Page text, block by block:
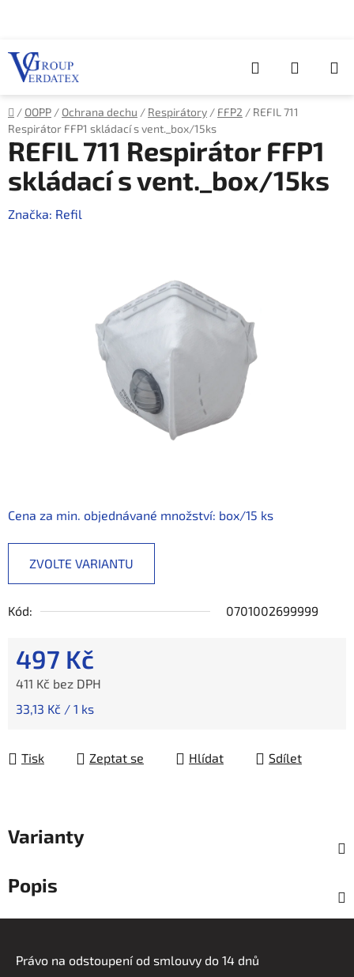
Hledat
KOŠÍK
Domů
/ OOPP / Ochrana dechu / Respirátory / FFP2 / REFIL 711
Respirátor FFP1 skládací s vent._box/15ks
Cena za min. objednávané množství: box/15 ks
ZVOLTE VARIANTU
Kód: 0701002699999
497 Kč
411 Kč bez DPH
Měrná cena:
33,13 Kč / 1 ks
Tisk Zeptat se Hlídat Sdílet
REFIL 711 Respirátor FFP1
skládací s vent._box/15ks
Značka: Refil
Varianty
Popis
Právo na odstoupení od smlouvy do 14 dnů